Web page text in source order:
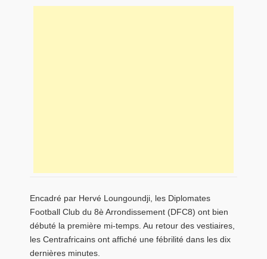
Encadré par Hervé Loungoundji, les Diplomates
Football Club du 8è Arrondissement (DFC8) ont bien
débuté la première mi-temps. Au retour des vestiaires,
les Centrafricains ont affiché une fébrilité dans les dix
dernières minutes.